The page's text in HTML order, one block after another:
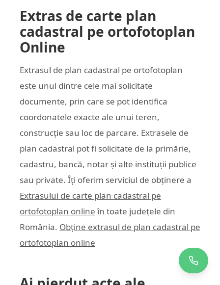
Extras de carte plan
cadastral pe ortofotoplan
Online
Extrasul de plan cadastral pe ortofotoplan
este unul dintre cele mai solicitate
documente, prin care se pot identifica
coordonatele exacte ale unui teren,
construcție sau loc de parcare. Extrasele de
plan cadastral pot fi solicitate de la primărie,
cadastru, bancă, notar și alte instituții publice
sau private. Îți oferim serviciul de obținere a
Extrasului de carte plan cadastral pe
ortofotoplan online în toate județele din
România. Obține extrasul de plan cadastral pe
ortofotoplan online